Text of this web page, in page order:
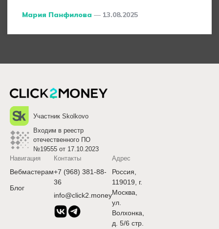
Posted
Мария Панфилова 13.08.2025
Участник Skolkovo
Входим в реестр
отечественного ПО
№19555 от 17.10.2023
Навигация
Вебмастерам
Блог
Контакты
+7 (968) 381-88-
36
info@click2.money
Адрес
Россия,
119019, г.
Москва,
ул.
Волхонка,
д. 5/6 стр.